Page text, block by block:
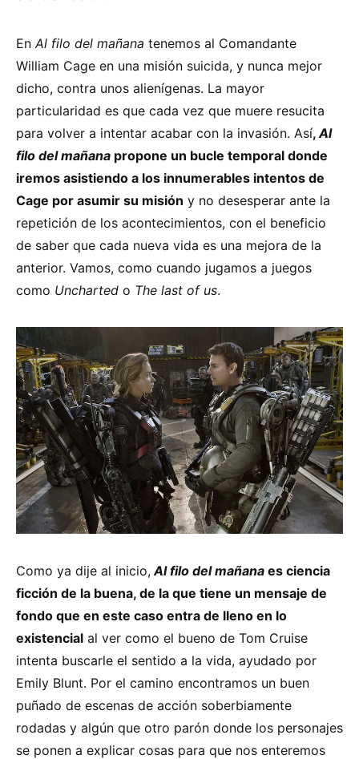
En Al filo del mañana tenemos al Comandante
William Cage en una misión suicida, y nunca mejor
dicho, contra unos alienígenas. La mayor
particularidad es que cada vez que muere resucita
para volver a intentar acabar con la invasión. Así, Al
filo del mañana propone un bucle temporal donde
iremos asistiendo a los innumerables intentos de
Cage por asumir su misión y no desesperar ante la
repetición de los acontecimientos, con el beneficio
de saber que cada nueva vida es una mejora de la
anterior. Vamos, como cuando jugamos a juegos
como Uncharted o The last of us.
Como ya dije al inicio, Al filo del mañana es ciencia
ficción de la buena, de la que tiene un mensaje de
fondo que en este caso entra de lleno en lo
existencial al ver como el bueno de Tom Cruise
intenta buscarle el sentido a la vida, ayudado por
Emily Blunt. Por el camino encontramos un buen
puñado de escenas de acción soberbiamente
rodadas y algún que otro parón donde los personajes
se ponen a explicar cosas para que nos enteremos